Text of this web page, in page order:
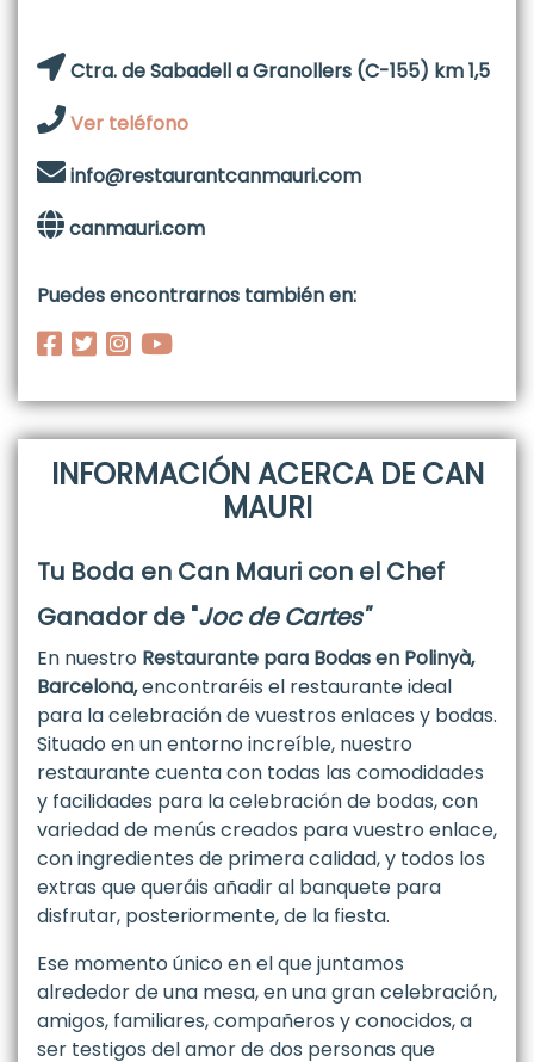
Ctra. de Sabadell a Granollers (C-155) km 1,5
Ver teléfono
info@restaurantcanmauri.com
canmauri.com
Puedes encontrarnos también en:
INFORMACIÓN ACERCA DE CAN
MAURI
Tu Boda en Can Mauri con el Chef
Ganador de "Joc de Cartes"
En nuestro Restaurante para Bodas en Polinyà,
Barcelona,encontraréis el restaurante ideal
para la celebración de vuestros enlaces y bodas.
Situado en un entorno increíble, nuestro
restaurante cuenta con todas las comodidades
y facilidades para la celebración de bodas, con
variedad de menús creados para vuestro enlace,
con ingredientes de primera calidad, y todos los
extras que queráis añadir al banquete para
disfrutar, posteriormente, de la fiesta.
Ese momento único en el que juntamos
alrededor de una mesa, en una gran celebración,
amigos, familiares, compañeros y conocidos, a
ser testigos del amor de dos personas que